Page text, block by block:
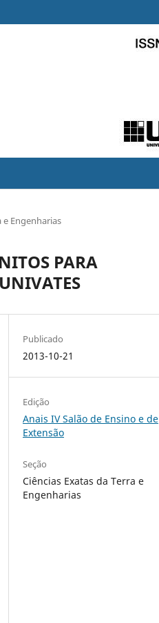
e Engenharias
PARA
Publicado
2013-10-21
Edição
Anais IV Salão de Ensino e de
Extensão
Seção
Ciências Exatas da Terra e
Engenharias